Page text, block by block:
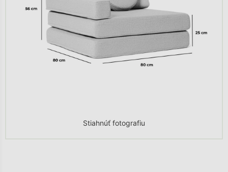
Stiahnúť fotografiu